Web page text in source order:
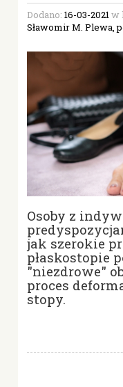
Dodano: 16-03-2021w
Sławomir M. Plewa,
Osoby z
jak szerokie
płaskostopie
"niezdrowe"
proces
stopy.